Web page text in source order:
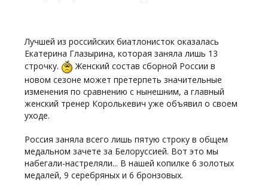
Лучшей из российских биатлонисток оказалась
Екатерина Глазырина, которая заняла лишь 13
строчку.
Женский состав сборной России в
новом сезоне может претерпеть значительные
изменения по сравнению с нынешним, а главный
женский тренер Королькевич уже объявил о своем
уходе.
Россия заняла всего лишь пятую строку в общем
медальном зачете за Белоруссией. Вот это мы
набегали-настреляли... В нашей копилке 6 золотых
медалей, 9 серебряных и 6 бронзовых.